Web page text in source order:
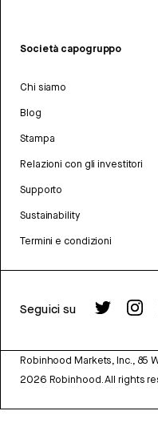
Società capogruppo
Chi siamo
Blog
Stampa
Relazioni con gli investitori
Supporto
Sustainability
Termini e condizioni
Seguici su
Robinhood Markets, Inc., 85
2026 Robinhood. All rights